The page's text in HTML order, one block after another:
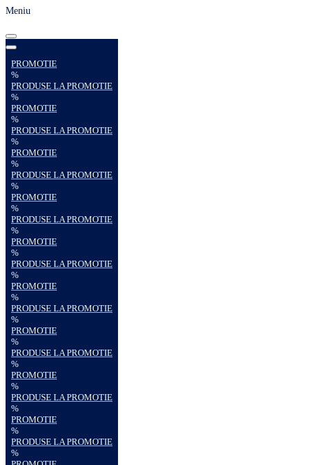
Meniu
PROMOTIE
%
PRODUSE LA PROMOTIE
%
PROMOTIE
%
PRODUSE LA PROMOTIE
%
PROMOTIE
%
PRODUSE LA PROMOTIE
%
PROMOTIE
%
PRODUSE LA PROMOTIE
%
PROMOTIE
%
PRODUSE LA PROMOTIE
%
PROMOTIE
%
PRODUSE LA PROMOTIE
%
PROMOTIE
%
PRODUSE LA PROMOTIE
%
PROMOTIE
%
PRODUSE LA PROMOTIE
%
PROMOTIE
%
PRODUSE LA PROMOTIE
%